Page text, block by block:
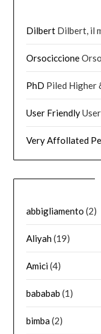
Dilbert Dilbert, il
Orsociccione
PhD Piled Higher
User Friendly
Very Affollated
abbigliamento (2)
Aliyah(19)
Amici(4)
bababab (1)
bimba(2)